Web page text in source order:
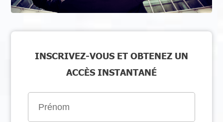
INSCRIVEZ-VOUS ET OBTENEZ UN
ACCÈS INSTANTANÉ